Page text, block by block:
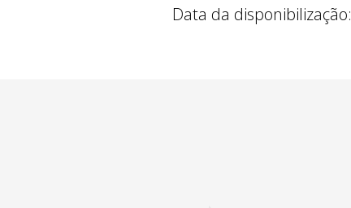
Data da disponibilização: